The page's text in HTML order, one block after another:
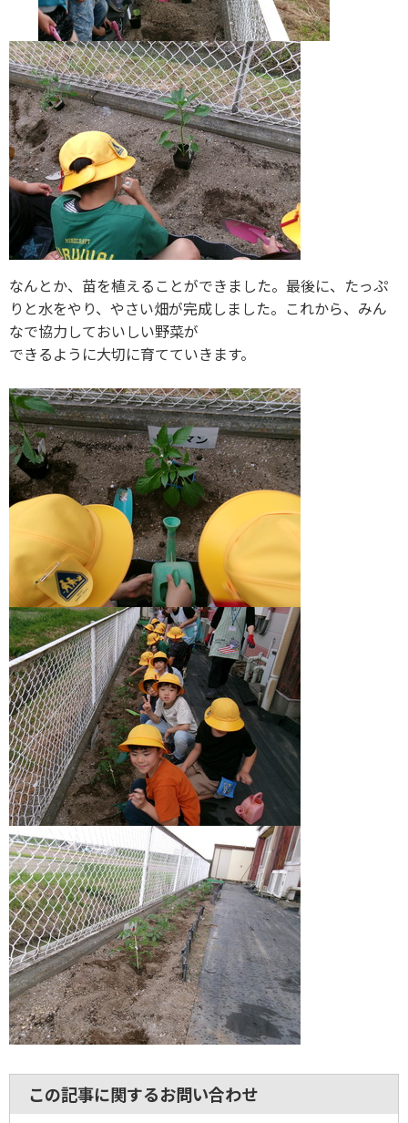
なんとか、苗を植えることができました。最後に、たっぷ
りと水をやり、やさい畑が完成しました。これから、みん
なで協力しておいしい野菜が
できるように大切に育てていきます。
この記事に関するお問い合わせ